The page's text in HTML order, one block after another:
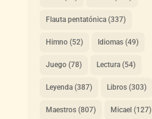
Flauta pentatónica(337)
Himno(52) Idiomas(49)
Juego(78) Lectura(54)
Leyenda(387) Libros(303)
Maestros(807) Micael (127)